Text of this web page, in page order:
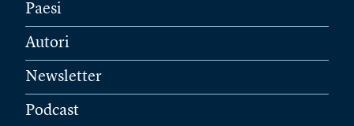
Paesi
Autori
Newsletter
Podcast